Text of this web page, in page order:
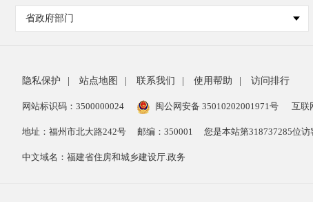
省政府部门
隐私保护 站点地图 联系我们 使用帮助 访问排行
网站标识码：3500000024 闽公网安备 35010202001971号 互联
地址：福州市北大路242号 邮编：350001 您是本站第318737285位访
中文域名：福建省住房和城乡建设厅.政务